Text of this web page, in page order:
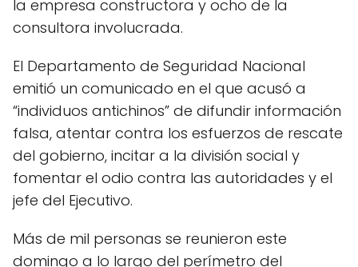
la empresa constructora y ocho de la
consultora involucrada.
El Departamento de Seguridad Nacional
emitió un comunicado en el que acusó a
“individuos antichinos” de difundir información
falsa, atentar contra los esfuerzos de rescate
del gobierno, incitar a la división social y
fomentar el odio contra las autoridades y el
jefe del Ejecutivo.
Más de mil personas se reunieron este
domingo a lo largo del perímetro del